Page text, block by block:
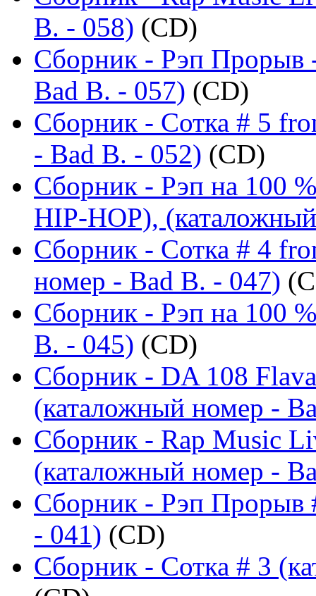
B. - 058) (CD)
Сборник - Рэп Прорыв
Bad B. - 057) (CD)
Сборник - Сотка # 5
- Bad B. - 052) (CD)
Сборник - Рэп на 100
HIP-HOP),
Сборник - Сотка # 4
номер - Bad B. - 047)
Сборник - Рэп на 100
B. - 045) (CD)
Сборник - DA 108
(каталожный номер -
Сборник - Rap Music
(каталожный номер -
Сборник - Рэп Прорыв
- 041) (CD)
Сборник - Сотка # 3